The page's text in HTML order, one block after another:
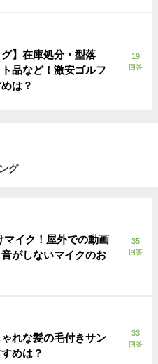
グ】在庫処分・型落
品など！激安ゴルフ
は？
19
回答
グ
マイク！屋外での動画
がしないマイクのお
35
回答
ゃれな髪の毛付きサン
めは？
33
回答